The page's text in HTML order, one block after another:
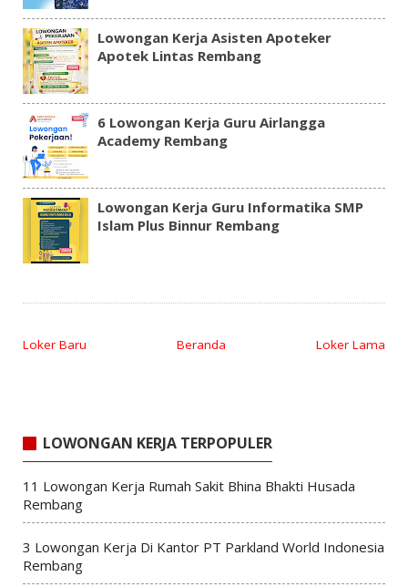
Lowongan Kerja Asisten Apoteker
Apotek Lintas Rembang
6 Lowongan Kerja Guru Airlangga
Academy Rembang
Lowongan Kerja Guru Informatika SMP
Islam Plus Binnur Rembang
Loker Baru Loker Lama
Beranda
LOWONGAN KERJA TERPOPULER
11 Lowongan Kerja Rumah Sakit Bhina Bhakti Husada
Rembang
3 Lowongan Kerja Di Kantor PT Parkland World Indonesia
Rembang